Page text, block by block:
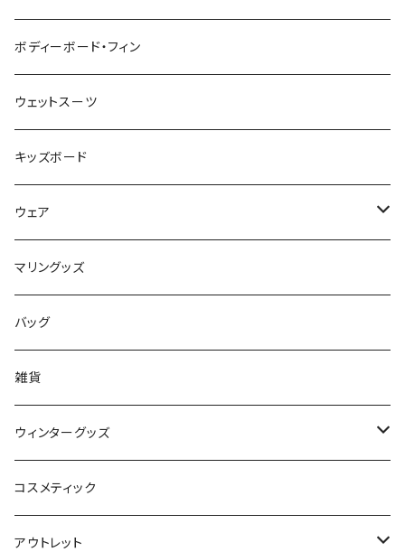
pride.m
FLOCO
Mermaid & Guys
UNDERSERIES
TABIE REVO
AQA
STORMBLADE
サーフボード
SUP
BBS / EAU WETSUITS
GO NATURE
MAHALO
フィン
サーフボードアクセサリー
ボディーボード
BBフィン
BBアクセサリー
コイルコード
ボードケース
ボディーボード・フィン
ウェットスーツ
キッズボード
ウェア
メンズ
レディース
キッズ
マリングッズ
バッグ
雑貨
ウィンターグッズ
ブーツ
グローブ
コスメティック
アウトレット